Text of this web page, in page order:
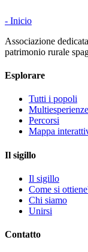
- Inicio
Associazione
patrimonio rurale
Esplorare
Tutti i popoli
Multiesperienze
Percorsi
Mappa
Il sigillo
Il sigillo
Come si
Chi siamo
Unirsi
Contatto